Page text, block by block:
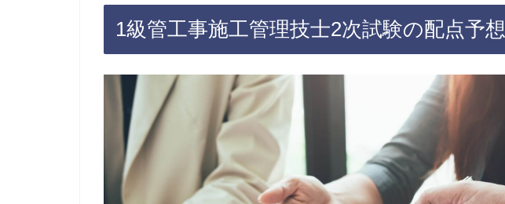
1級管工事施工管理技士2次試験の配点予想